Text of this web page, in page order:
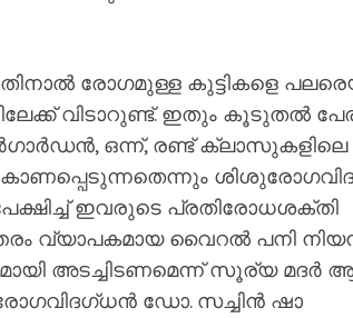
രോഗമുള്ള കുട്ടികളെ
വിടാറുണ്ട്. ഇതും കൂടുതല്‍
ഒന്ന്, രണ്ട് ക്ലാസുകളിലെ
കാണപ്പെടുന്നതെന്നും
ഇവരുടെ പ്രതിരോധശക്തി
വ്യാപകമായ വൈറല്‍ പനി
അടച്ചിടണമെന്ന് സൂര്യ
ഡോ. സച്ചിന്‍ ഷാ